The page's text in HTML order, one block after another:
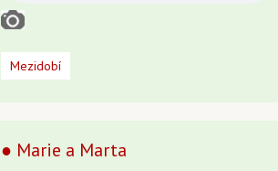
Mezidobí
● Marie a Marta